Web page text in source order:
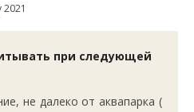
при следующей
не далеко от аквапарка (